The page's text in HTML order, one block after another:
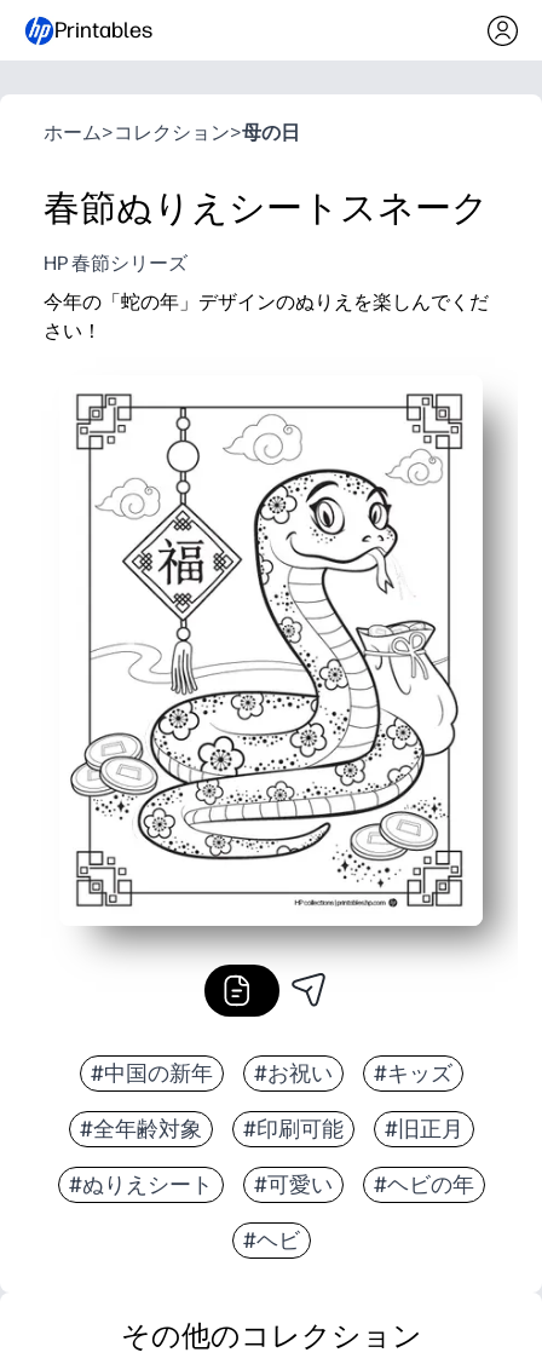
Printables
ホーム>コレクション>母の日
春節ぬりえシートスネーク
HP 春節シリーズ
今年の「蛇の年」デザインのぬりえを楽しんでくだ
さい！
#中国の新年 #お祝い #キッズ
#全年齢対象 #印刷可能 #旧正月
#ぬりえシート #可愛い #ヘビの年
#ヘビ
その他のコレクション